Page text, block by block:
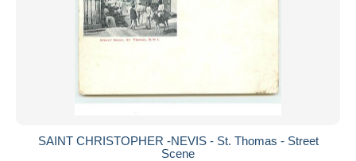
SAINT CHRISTOPHER -NEVIS - St. Thomas - Street
Scene